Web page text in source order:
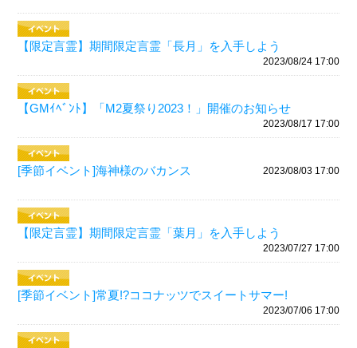
【限定言霊】期間限定言霊「長月」を入手しよう
2023/08/24 17:00
【GMｲﾍﾞﾝﾄ】「M2夏祭り2023！」開催のお知らせ
2023/08/17 17:00
[季節イベント]海神様のバカンス 2023/08/03 17:00
【限定言霊】期間限定言霊「葉月」を入手しよう
2023/07/27 17:00
[季節イベント]常夏!?ココナッツでスイートサマー!
2023/07/06 17:00